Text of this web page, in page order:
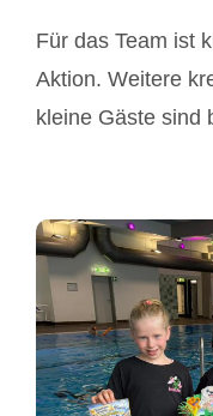
Für das Team ist
Aktion. Weitere
kleine Gäste sind